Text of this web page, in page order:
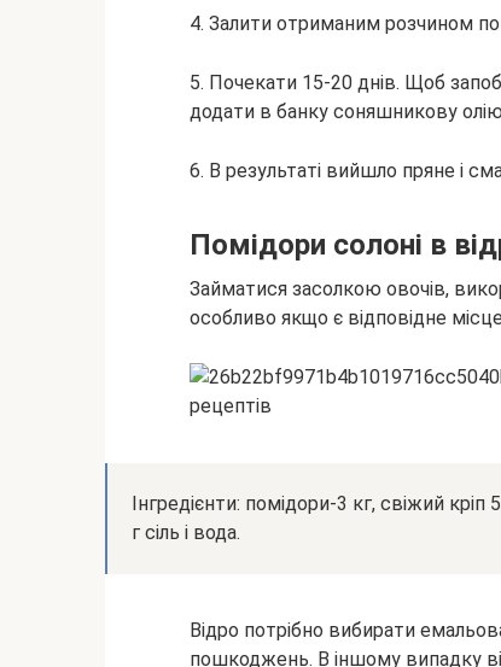
4. Залити отриманим розчином
5. Почекати 15-20 днів. Щоб
додати в банку соняшникову
6. В результаті вийшло пряне і
Помідори солоні в
Займатися засолкою овочів,
особливо якщо є відповідне
Інгредієнти: помідори-3 кг, свіжий
г сіль і вода.
Відро потрібно вибирати
пошкоджень. В іншому випадку